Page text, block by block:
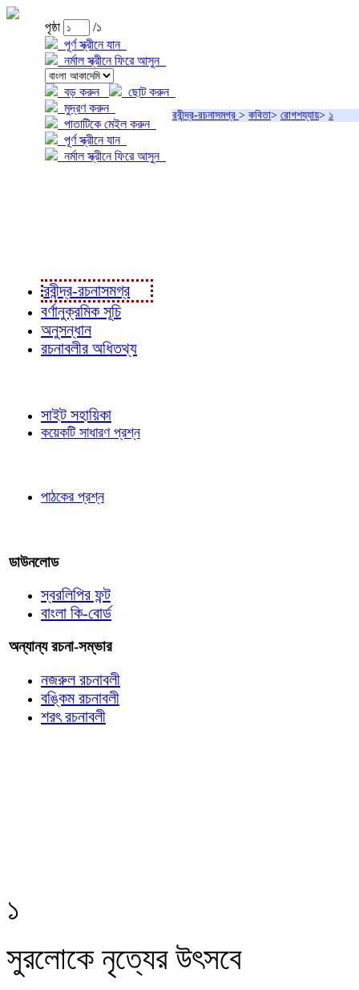
পৃষ্ঠা
/১
পূর্ণ স্ক্রীনে যান
নর্মাল স্ক্রীনে ফিরে আসুন
বড় করুন
ছোট করুন
মুদ্রণ করুন
পাতাটিকে মেইল করুন
পূর্ণ স্ক্রীনে যান
নর্মাল স্ক্রীনে ফিরে আসুন
রবীন্দ্র-রচনাসমগ্র > কবিতা> রোগশয্যায়> ১
রবীন্দ্র-রচনাসমগ্র
বর্ণানুক্রমিক সূচি
অনুসন্ধান
রচনাবলীর অধিতথ্য
সাইট সহায়িকা
কয়েকটি সাধারণ প্রশ্ন
পাঠকের প্রশ্ন
ডাউনলোড
স্বরলিপির ফন্ট
বাংলা কি-বোর্ড
অন্যান্য রচনা-সম্ভার
নজরুল রচনাবলী
বঙ্কিম রচনাবলী
শরৎ রচনাবলী
১
সুরলোকে নৃত্যের উৎসবে